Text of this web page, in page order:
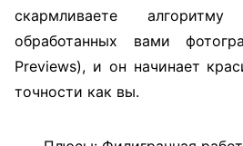
скармливаете
обработанных вами
Previews), и он начинает
точности как вы.